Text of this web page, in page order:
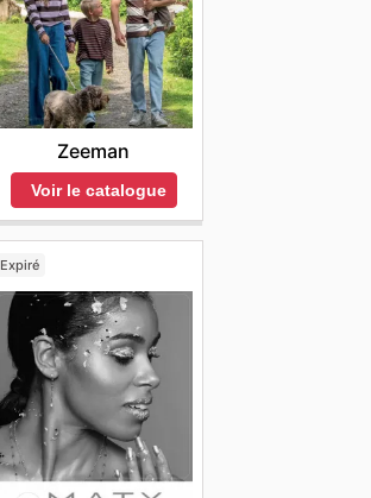
Zeeman
Voir le catalogue
Expiré